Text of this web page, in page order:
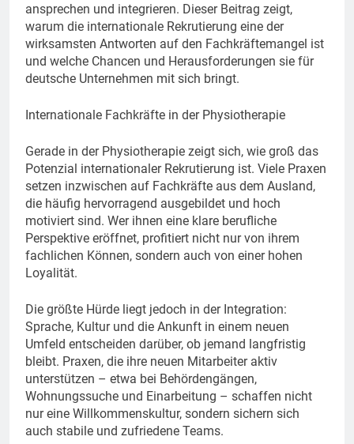
ansprechen und integrieren. Dieser Beitrag zeigt,
warum die internationale Rekrutierung eine der
wirksamsten Antworten auf den Fachkräftemangel ist
und welche Chancen und Herausforderungen sie für
deutsche Unternehmen mit sich bringt.
Internationale Fachkräfte in der Physiotherapie
Gerade in der Physiotherapie zeigt sich, wie groß das
Potenzial internationaler Rekrutierung ist. Viele Praxen
setzen inzwischen auf Fachkräfte aus dem Ausland,
die häufig hervorragend ausgebildet und hoch
motiviert sind. Wer ihnen eine klare berufliche
Perspektive eröffnet, profitiert nicht nur von ihrem
fachlichen Können, sondern auch von einer hohen
Loyalität.
Die größte Hürde liegt jedoch in der Integration:
Sprache, Kultur und die Ankunft in einem neuen
Umfeld entscheiden darüber, ob jemand langfristig
bleibt. Praxen, die ihre neuen Mitarbeiter aktiv
unterstützen – etwa bei Behördengängen,
Wohnungssuche und Einarbeitung – schaffen nicht
nur eine Willkommenskultur, sondern sichern sich
auch stabile und zufriedene Teams.